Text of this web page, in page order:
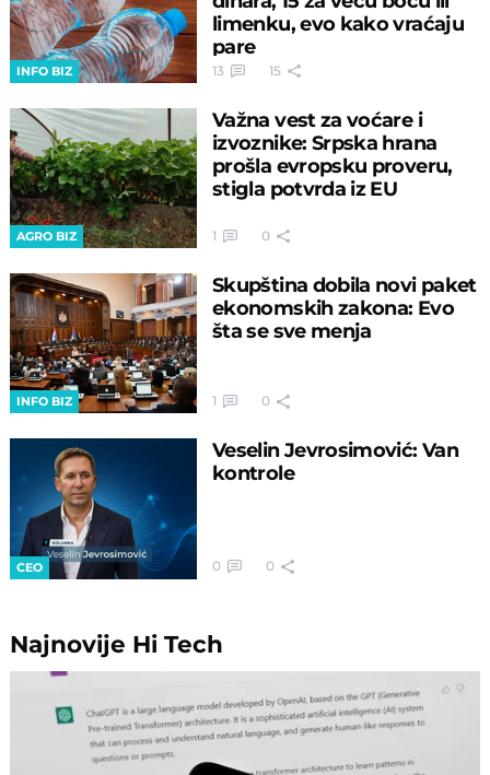
INFO BIZ
limenku, evo kako vraćaju
pare
13 15
AGRO BIZ
Važna vest za voćare i
izvoznike: Srpska hrana
prošla evropsku proveru,
stigla potvrda iz EU
1 0
INFO BIZ
Skupština dobila novi paket
ekonomskih zakona: Evo
šta se sve menja
1 0
CEO
Veselin Jevrosimović: Van
kontrole
0 0
Najnovije Hi Tech